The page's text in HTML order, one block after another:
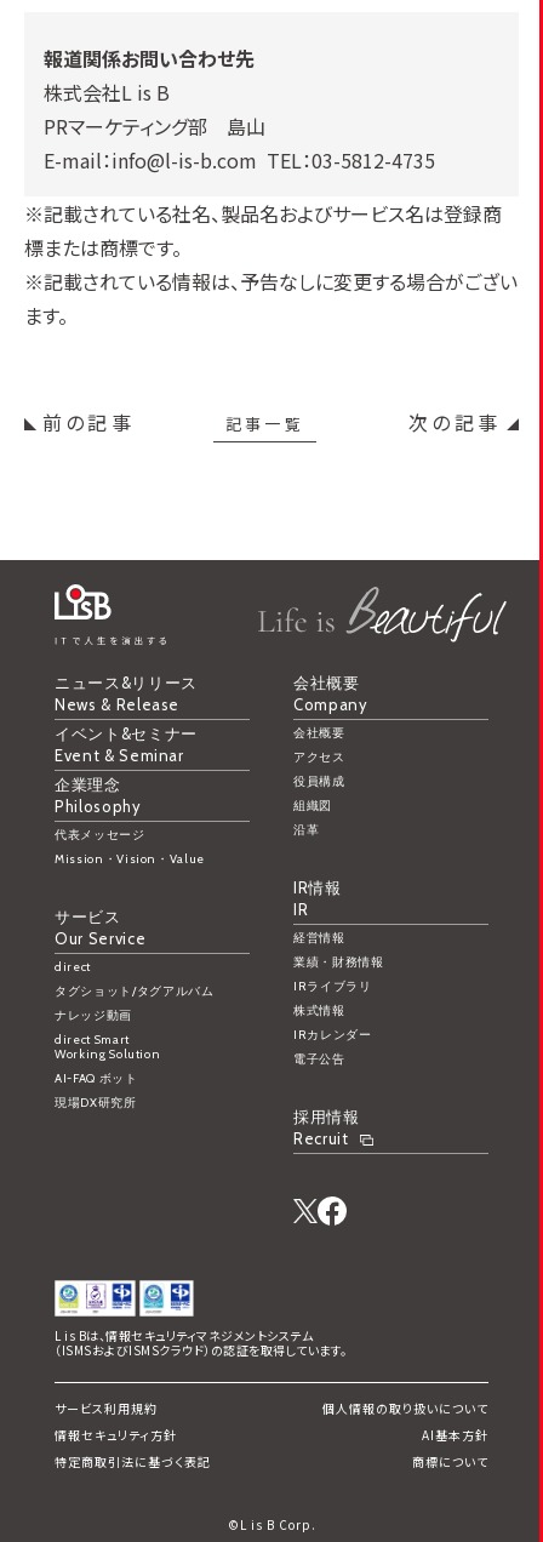
報道関係お問い合わせ先
株式会社L is B
PRマーケティング部 島山
E-mail：info@l-is-b.com TEL：03-5812-4735
※記載されている社名、製品名およびサービス名は登録商
標または商標です。
※記載されている情報は、予告なしに変更する場合がござい
ます。
前の記事 次の記事
記事一覧
ニュース&リリース
News & Release
イベント&セミナー
Event & Seminar
企業理念
Philosophy
代表メッセージ
Mission・Vision・Value
サービス
Our Service
direct
タグショット/タグアルバム
ナレッジ動画
direct Smart
Working Solution
AI-FAQ ボット
現場DX研究所
会社概要
Company
会社概要
アクセス
役員構成
組織図
沿革
IR情報
IR
経営情報
業績・財務情報
IRライブラリ
株式情報
IRカレンダー
電子公告
採用情報
Recruit
L is Bは、情報セキュリティマネジメントシステム
（ISMSおよびISMSクラウド）の認証を取得しています。
©L is B Corp.
サービス利用規約
個人情報の取り扱いについて
情報セキュリティ方針
AI基本方針
特定商取引法に基づく表記
商標について